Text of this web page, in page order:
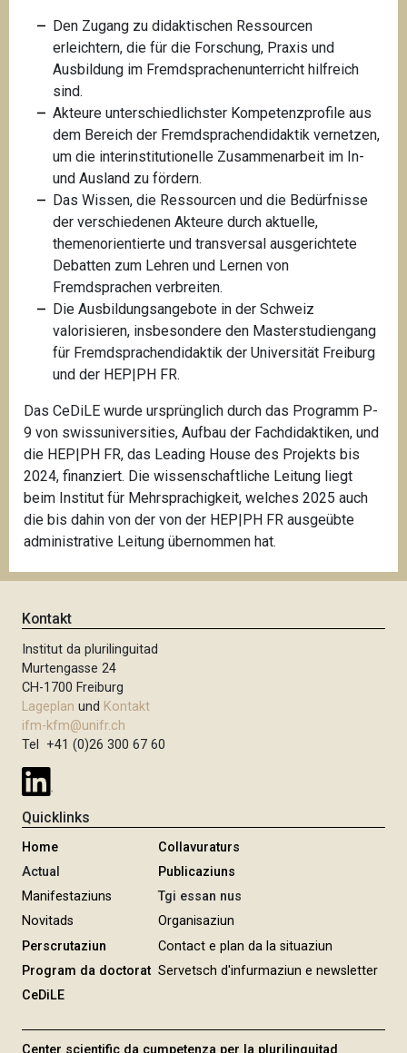
Den Zugang zu didaktischen Ressourcen
erleichtern, die für die Forschung, Praxis und
Ausbildung im Fremdsprachenunterricht hilfreich
sind.
Akteure unterschiedlichster Kompetenzprofile aus
dem Bereich der Fremdsprachendidaktik vernetzen,
um die interinstitutionelle Zusammenarbeit im In-
und Ausland zu fördern.
Das Wissen, die Ressourcen und die Bedürfnisse
der verschiedenen Akteure durch aktuelle,
themenorientierte und transversal ausgerichtete
Debatten zum Lehren und Lernen von
Fremdsprachen verbreiten.
Die Ausbildungsangebote in der Schweiz
valorisieren, insbesondere den Masterstudiengang
für Fremdsprachendidaktik der Universität Freiburg
und der HEP|PH FR.
Das CeDiLE wurde ursprünglich durch das Programm P-
9 von swissuniversities, Aufbau der Fachdidaktiken, und
die HEP|PH FR, das Leading House des Projekts bis
2024, finanziert. Die wissenschaftliche Leitung liegt
beim Institut für Mehrsprachigkeit, welches 2025 auch
die bis dahin von der von der HEP|PH FR ausgeübte
administrative Leitung übernommen hat.
Kontakt
Institut da plurilinguitad
Murtengasse 24
CH-1700 Freiburg
Lageplan und Kontakt
ifm-kfm@unifr.ch
Tel +41 (0)26 300 67 60
Quicklinks
Home
Actual
Manifestaziuns
Novitads
Perscrutaziun
Program da doctorat
CeDiLE
Collavuraturs
Publicaziuns
Tgi essan nus
Organisaziun
Contact e plan da la situaziun
Servetsch d'infurmaziun e newsletter
Center scientific da cumpetenza per la plurilinguitad